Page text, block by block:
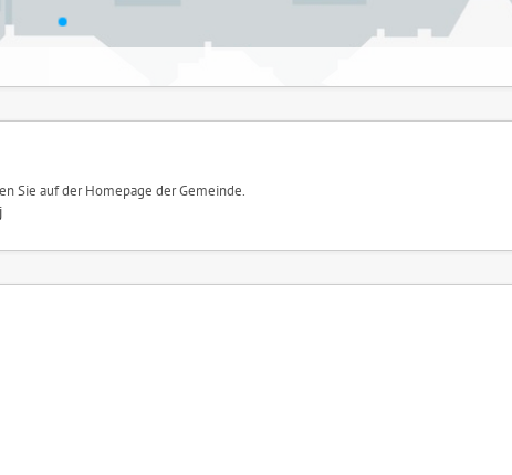
Sie auf der Homepage der Gemeinde.